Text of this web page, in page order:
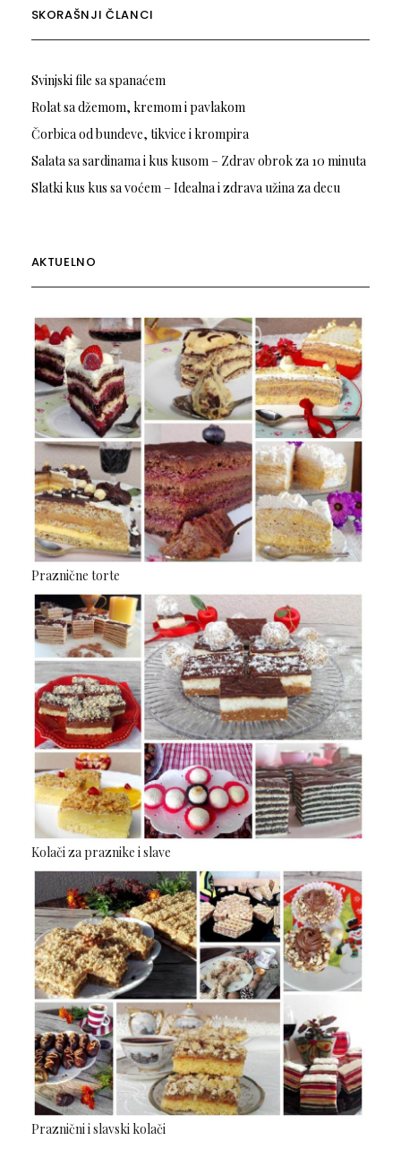
SKORAŠNJI ČLANCI
Svinjski file sa spanaćem
Rolat sa džemom, kremom i pavlakom
Čorbica od bundeve, tikvice i krompira
Salata sa sardinama i kus kusom – Zdrav obrok za 10 minuta
Slatki kus kus sa voćem – Idealna i zdrava užina za decu
AKTUELNO
Praznične torte
Kolači za praznike i slave
Praznični i slavski kolači